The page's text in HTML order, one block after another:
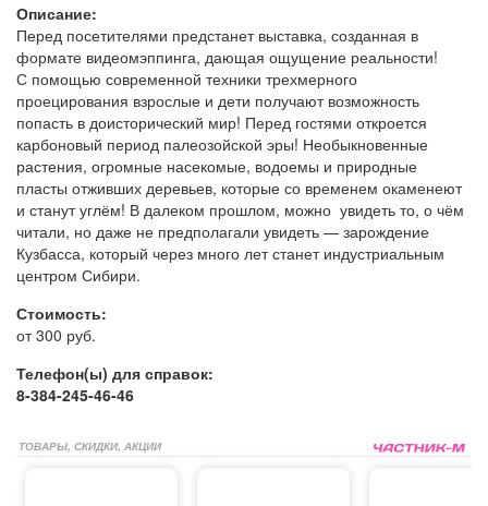
Описание:
Перед посетителями предстанет выставка, созданная в
формате видеомэппинга, дающая ощущение реальности!
С помощью современной техники трехмерного
проецирования взрослые и дети получают возможность
попасть в доисторический мир! Перед гостями откроется
карбоновый период палеозойской эры! Необыкновенные
растения, огромные насекомые, водоемы и природные
пласты отживших деревьев, которые со временем окаменеют
и станут углём! В далеком прошлом, можно увидеть то, о чём
читали, но даже не предполагали увидеть — зарождение
Кузбасса, который через много лет станет индустриальным
центром Сибири.
Стоимость:
от 300 руб.
Телефон(ы) для справок:
8-384-245-46-46
ТОВАРЫ, СКИДКИ, АКЦИИ